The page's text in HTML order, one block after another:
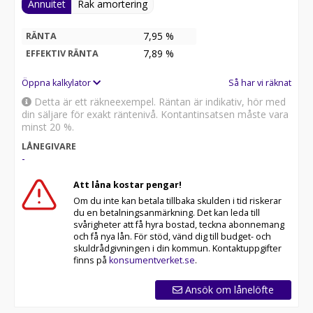
Annuitet Rak amortering
RÄNTA 7,95 %
EFFEKTIV RÄNTA 7,89 %
Öppna kalkylator Så har vi räknat
Detta är ett räkneexempel. Räntan är indikativ, hör med
din säljare för exakt räntenivå. Kontantinsatsen måste vara
minst 20 %.
LÅNEGIVARE
-
Att låna kostar pengar!
Om du inte kan betala tillbaka skulden i tid riskerar
du en betalningsanmärkning. Det kan leda till
svårigheter att få hyra bostad, teckna abonnemang
och få nya lån. För stöd, vänd dig till budget- och
skuldrådgivningen i din kommun. Kontaktuppgifter
finns på konsumentverket.se.
Ansök om lånelöfte